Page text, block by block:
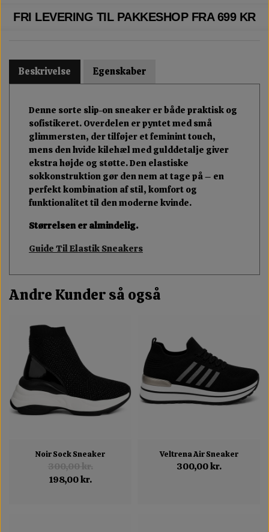
FRI LEVERING TIL PAKKESHOP FRA 699 KR
Beskrivelse Egenskaber
Denne sorte slip-on sneaker er både praktisk og
sofistikeret. Overdelen er pyntet med små
glimmersten, der tilføjer et feminint touch,
mens den hvide kilehæl med gulddetalje giver
ekstra højde og støtte. Den elastiske
sokkonstruktion gør den nem at tage på – en
perfekt kombination af stil, komfort og
funktionalitet til den moderne kvinde.
Størrelsen er almindelig.
Guide Til Elastik Sneakers
Andre Kunder så også
Noir Sock Sneaker
300,00 kr.
198,00 kr.
Veltrena Air Sneaker
300,00 kr.